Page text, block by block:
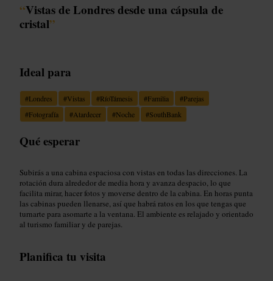
“Vistas de Londres desde una cápsula de
cristal”
Ideal para
#Londres #Vistas #RíoTámesis #Familia #Parejas
#Fotografía #Atardecer #Noche #SouthBank
Qué esperar
Subirás a una cabina espaciosa con vistas en todas las direcciones. La
rotación dura alrededor de media hora y avanza despacio, lo que
facilita mirar, hacer fotos y moverse dentro de la cabina. En horas punta
las cabinas pueden llenarse, así que habrá ratos en los que tengas que
turnarte para asomarte a la ventana. El ambiente es relajado y orientado
al turismo familiar y de parejas.
Planifica tu visita